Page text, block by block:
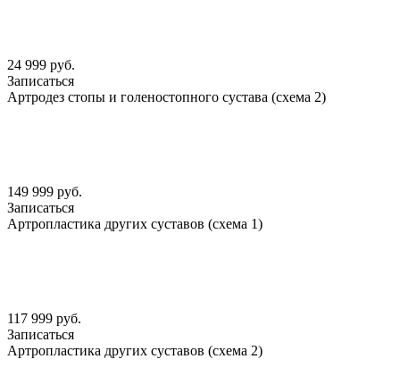
24 999 руб.
Записаться
Артродез стопы и голеностопного сустава (схема 2)
149 999 руб.
Записаться
Артропластика других суставов (схема 1)
117 999 руб.
Записаться
Артропластика других суставов (схема 2)